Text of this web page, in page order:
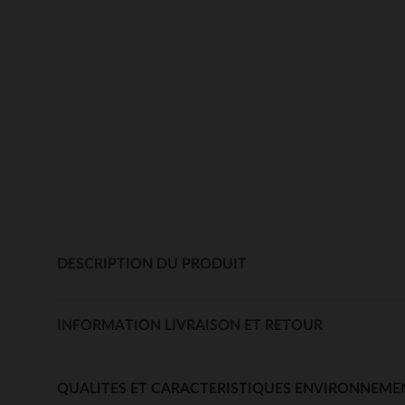
DESCRIPTION DU PRODUIT
INFORMATION LIVRAISON ET RETOUR
QUALITES ET CARACTERISTIQUES